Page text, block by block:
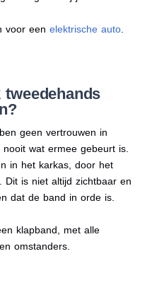
voor een elektrische auto.
geen vertrouwen in
wat ermee gebeurt is.
in het karkas, door het
Dit is niet altijd zichtbaar en
dat de band in orde is.
klapband, met alle
omstanders.